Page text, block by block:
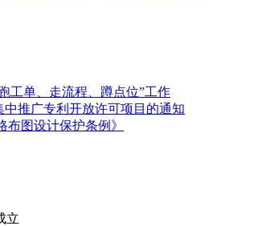
工单、走流程、蹲点位”工作
推广专利开放许可项目的通知
图设计保护条例》
立